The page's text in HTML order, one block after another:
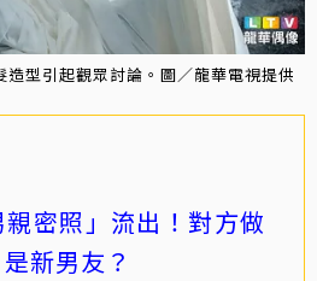
型引起觀眾討論。圖／龍華電視提供
密照」流出！對方做
新男友？